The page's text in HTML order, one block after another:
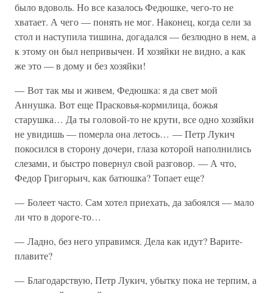
было вдоволь. Но все казалось Федюшке, чего-то не
хватает. А чего — понять не мог. Наконец, когда сели за
стол и наступила тишина, догадался — безлюдно в нем, а
к этому он был непривычен. И хозяйки не видно, а как
же это — в дому и без хозяйки!
— Вот так мы и живем, Федюшка: я да свет мой
Аннушка. Вот еще Прасковья-кормилица, божья
старушка… Да ты головой-то не крути, все одно хозяйки
не увидишь — померла она летось… — Петр Лукич
покосился в сторону дочери, глаза которой наполнились
слезами, и быстро повернул свой разговор. — А что,
Федор Григорьич, как батюшка? Топает еще?
— Болеет часто. Сам хотел приехать, да забоялся — мало
ли что в дороге-то…
— Ладно, без него управимся. Дела как идут? Варите-
плавите?
— Благодарствую, Петр Лукич, убытку пока не терпим, а